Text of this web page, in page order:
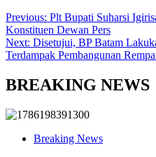
Previous: Plt Bupati Suharsi
Konstituen Dewan Pers
Next: Disetujui, BP Batam
Terdampak Pembangunan
BREAKING NEWS
Breaking News